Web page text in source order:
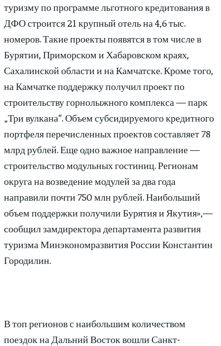
туризму по программе льготного кредитования в
ДФО строится 21 крупный отель на 4,6 тыс.
номеров. Такие проекты появятся в том числе в
Бурятии, Приморском и Хабаровском краях,
Сахалинской области и на Камчатске. Кроме того,
на Камчатке поддержку получил проект по
строительству горнолыжного комплекса — парк
„Три вулкана“. Объем субсидируемого кредитного
портфеля перечисленных проектов составляет 78
млрд рублей. Еще одно важное направление —
строительство модульных гостиниц. Регионам
округа на возведение модулей за два года
направили почти 750 млн рублей. Наибольший
объем поддержки получили Бурятия и Якутия»,—
сообщил замдиректора департамента развития
туризма Минэкономразвития России Константин
Городилин.
В топ регионов с наибольшим количеством
поездок на Дальний Восток вошли Санкт-